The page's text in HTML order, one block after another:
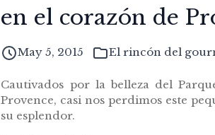
en el corazón de
May 5, 2015 El rincón del
Cautivados por la belleza del
Provence, casi nos perdimos este
su esplendor.